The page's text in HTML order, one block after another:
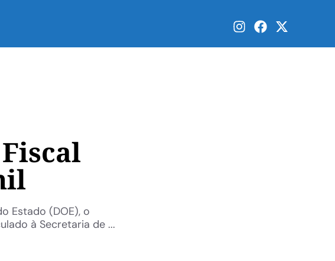
Estado (DOE), o
à Secretaria de ...